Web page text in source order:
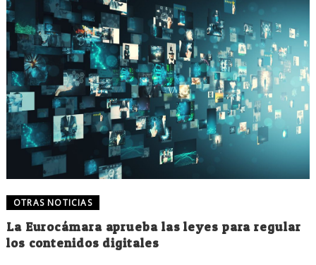
OTRAS NOTICIAS
La Eurocámara aprueba las leyes para regular
los contenidos digitales